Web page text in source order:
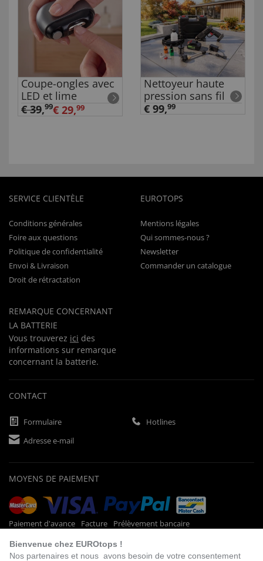
Coupe-ongles avec
LED et lime
€ 39,99€ 29,99
Nettoyeur haute
pression sans fil
€ 99,99
SERVICE CLIENTÈLE
Conditions générales
Foire aux questions
Politique de confidentialité
Envoi & Livraison
Droit de rétractation
REMARQUE CONCERNANT
LA BATTERIE
Vous trouverez ici des
informations sur remarque
concernant la batterie.
EUROTOPS
Mentions légales
Qui sommes-nous ?
Newsletter
Commander un catalogue
CONTACT
Formulaire
Hotlines
Adresse e-mail
MOYENS DE PAIEMENT
Paiement d'avance Facture Prélèvement bancaire
Bienvenue chez EUROtops !
Nos partenaires et nous avons besoin de votre consentement